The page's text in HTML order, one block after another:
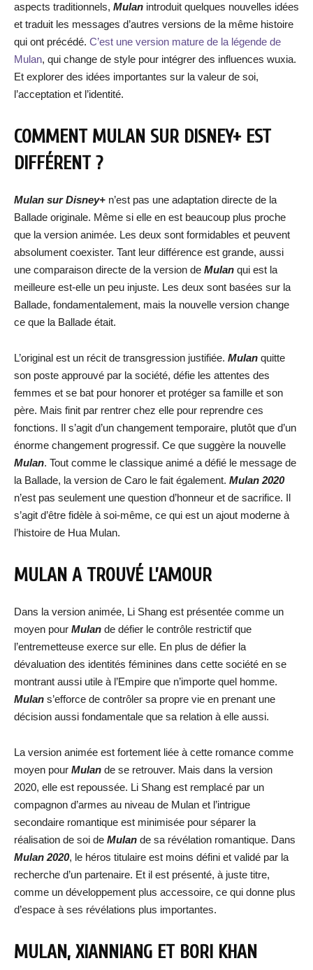
aspects traditionnels, Mulan introduit quelques nouvelles idées
et traduit les messages d’autres versions de la même histoire
qui ont précédé. C’est une version mature de la légende de
Mulan, qui change de style pour intégrer des influences wuxia.
Et explorer des idées importantes sur la valeur de soi,
l’acceptation et l’identité.
COMMENT MULAN SUR DISNEY+ EST
DIFFÉRENT ?
Mulan sur Disney+ n’est pas une adaptation directe de la
Ballade originale. Même si elle en est beaucoup plus proche
que la version animée. Les deux sont formidables et peuvent
absolument coexister. Tant leur différence est grande, aussi
une comparaison directe de la version de Mulan qui est la
meilleure est-elle un peu injuste. Les deux sont basées sur la
Ballade, fondamentalement, mais la nouvelle version change
ce que la Ballade était.
L’original est un récit de transgression justifiée. Mulan quitte
son poste approuvé par la société, défie les attentes des
femmes et se bat pour honorer et protéger sa famille et son
père. Mais finit par rentrer chez elle pour reprendre ces
fonctions. Il s’agit d’un changement temporaire, plutôt que d’un
énorme changement progressif. Ce que suggère la nouvelle
Mulan. Tout comme le classique animé a défié le message de
la Ballade, la version de Caro le fait également. Mulan 2020
n’est pas seulement une question d’honneur et de sacrifice. Il
s’agit d’être fidèle à soi-même, ce qui est un ajout moderne à
l’histoire de Hua Mulan.
MULAN A TROUVÉ L’AMOUR
Dans la version animée, Li Shang est présentée comme un
moyen pour Mulan de défier le contrôle restrictif que
l’entremetteuse exerce sur elle. En plus de défier la
dévaluation des identités féminines dans cette société en se
montrant aussi utile à l’Empire que n’importe quel homme.
Mulan s’efforce de contrôler sa propre vie en prenant une
décision aussi fondamentale que sa relation à elle aussi.
La version animée est fortement liée à cette romance comme
moyen pour Mulan de se retrouver. Mais dans la version
2020, elle est repoussée. Li Shang est remplacé par un
compagnon d’armes au niveau de Mulan et l’intrigue
secondaire romantique est minimisée pour séparer la
réalisation de soi de Mulan de sa révélation romantique. Dans
Mulan 2020, le héros titulaire est moins défini et validé par la
recherche d’un partenaire. Et il est présenté, à juste titre,
comme un développement plus accessoire, ce qui donne plus
d’espace à ses révélations plus importantes.
MULAN, XIANNIANG ET BORI KHAN